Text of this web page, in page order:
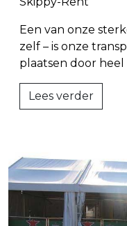
Een van onze
zelf – is onze
plaatsen door heel
Lees verder